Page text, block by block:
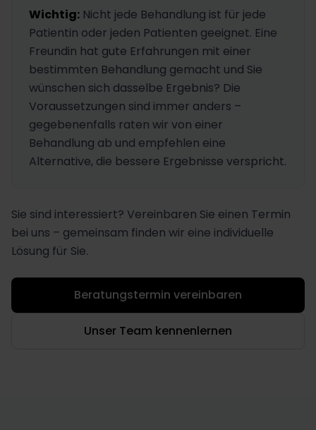
Wichtig: Nicht jede Behandlung ist für jede
Patientin oder jeden Patienten geeignet. Eine
Freundin hat gute Erfahrungen mit einer
bestimmten Behandlung gemacht und Sie
wünschen sich dasselbe Ergebnis? Die
Voraussetzungen sind immer anders –
gegebenenfalls raten wir von einer
Behandlung ab und empfehlen eine
Alternative, die bessere Ergebnisse verspricht.
Sie sind interessiert? Vereinbaren Sie einen Termin
bei uns – gemeinsam finden wir eine individuelle
Lösung für Sie.
Beratungstermin vereinbaren
Unser Team kennenlernen